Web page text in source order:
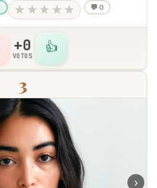
★ ★ ★ ★ ★ 💬 0
👍
+0
VOTOS
3
›